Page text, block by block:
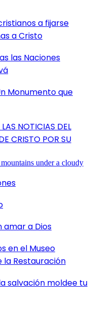
a fijarse
a Cristo
las Naciones
Monumento que
NOTICIAS DEL
CRISTO POR SU
amar a Dios
en el Museo
la Restauración
salvación moldee tu